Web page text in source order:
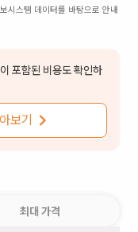
스템 데이터를 바탕으로 안내
포함된 비용도 확인하
보기
최대 가격